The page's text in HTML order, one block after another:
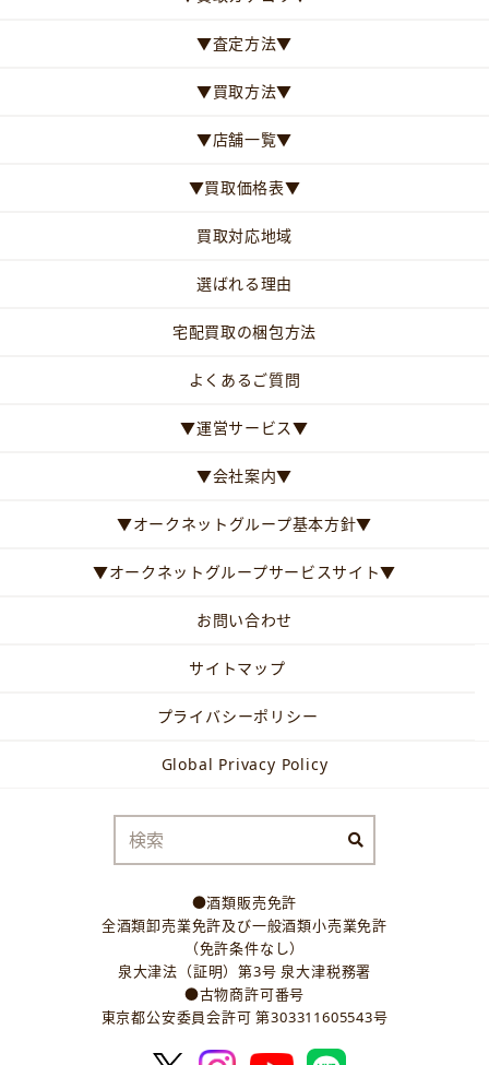
▼査定方法▼
▼買取方法▼
▼店舗一覧▼
▼買取価格表▼
買取対応地域
選ばれる理由
宅配買取の梱包方法
よくあるご質問
▼運営サービス▼
▼会社案内▼
▼オークネットグループ基本方針▼
▼オークネットグループサービスサイト▼
お問い合わせ
サイトマップ
プライバシーポリシー
Global Privacy Policy
●酒類販売免許
全酒類卸売業免許及び一般酒類小売業免許
（免許条件なし）
泉大津法（証明）第3号 泉大津税務署
●古物商許可番号
東京都公安委員会許可 第303311605543号